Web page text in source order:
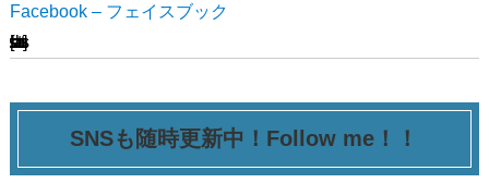
Facebook – フェイスブック
[ssba-buttons]
SNSも随時更新中！Follow me！！